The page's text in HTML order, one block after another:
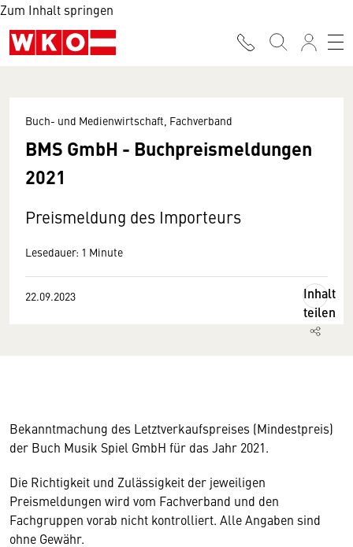
Zum Inhalt springen
Buch- und Medienwirtschaft, Fachverband
BMS GmbH - Buchpreismeldungen
2021
Preismeldung des Importeurs
Lesedauer: 1 Minute
22.09.2023
Inhalt
teilen
Bekanntmachung des Letztverkaufspreises (Mindestpreis)
der Buch Musik Spiel GmbH für das Jahr 2021.
Die Richtigkeit und Zulässigkeit der jeweiligen
Preismeldungen wird vom Fachverband und den
Fachgruppen vorab nicht kontrolliert. Alle Angaben sind
ohne Gewähr.